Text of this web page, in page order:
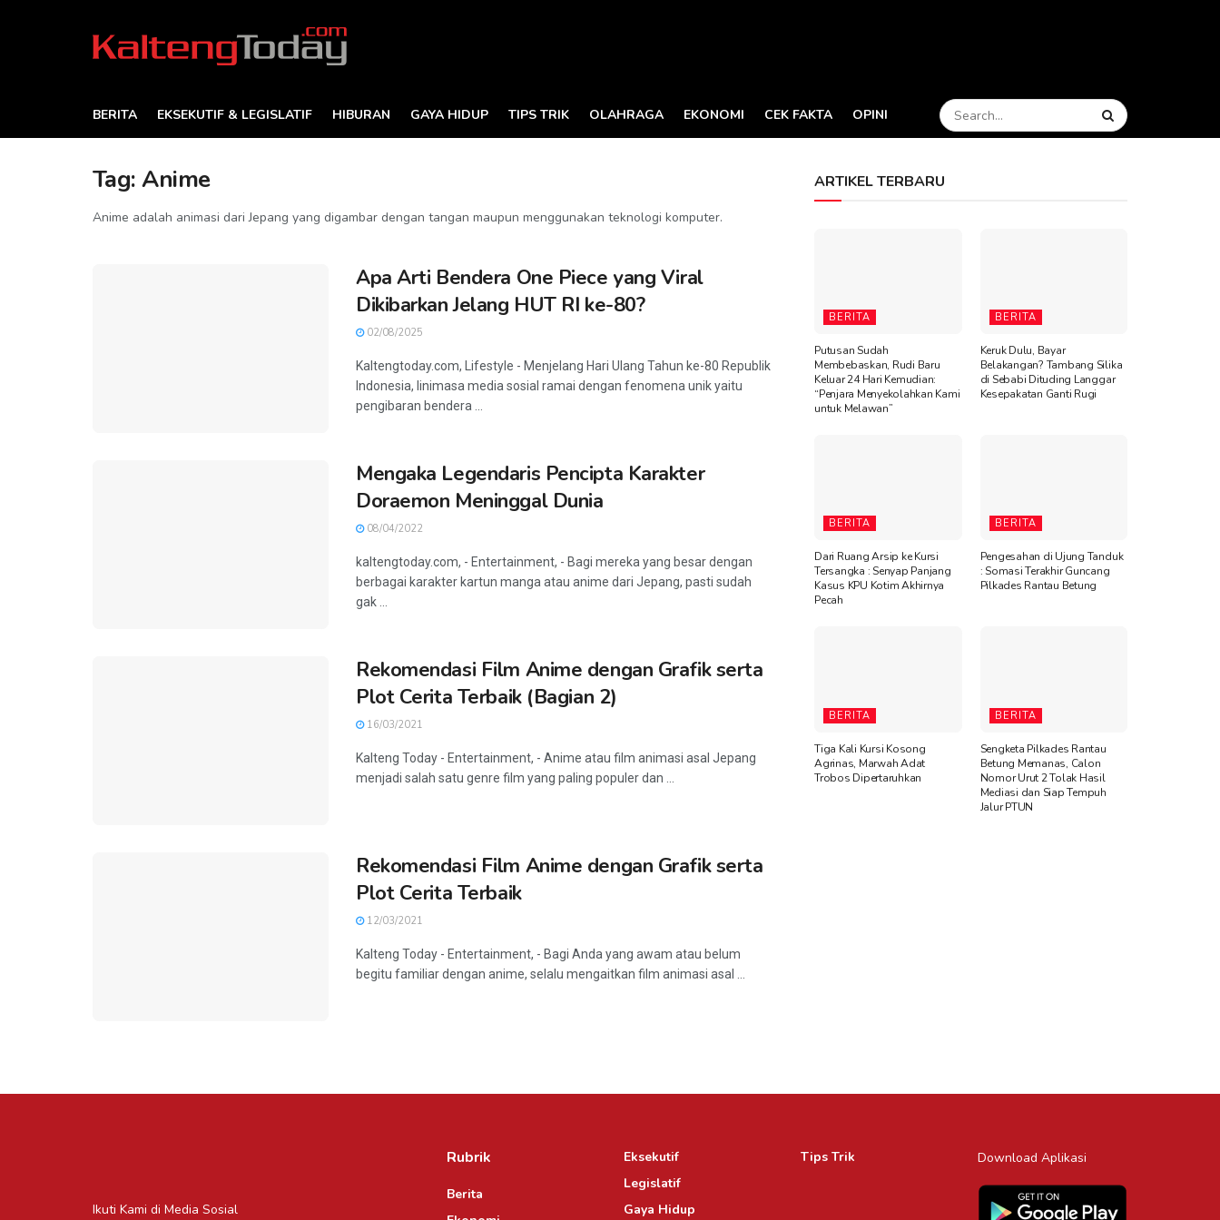
BERITA EKSEKUTIF & LEGISLATIF HIBURAN GAYA HIDUP TIPS TRIK OLAHRAGA EKONOMI CEK FAKTA OPINI
Tag:Anime
Anime adalah animasi dari Jepang yang digambar dengan tangan maupun menggunakan teknologi komputer.
Apa Arti Bendera One Piece yang Viral
Dikibarkan Jelang HUT RI ke-80?
02/08/2025
Kaltengtoday.com, Lifestyle - Menjelang Hari Ulang Tahun ke-80 Republik
Indonesia, linimasa media sosial ramai dengan fenomena unik yaitu
pengibaran bendera ...
Mengaka Legendaris Pencipta Karakter
Doraemon Meninggal Dunia
08/04/2022
kaltengtoday.com, - Entertainment, - Bagi mereka yang besar dengan
berbagai karakter kartun manga atau anime dari Jepang, pasti sudah
gak ...
Rekomendasi Film Anime dengan Grafik serta
Plot Cerita Terbaik (Bagian 2)
16/03/2021
Kalteng Today - Entertainment, - Anime atau film animasi asal Jepang
menjadi salah satu genre film yang paling populer dan ...
Rekomendasi Film Anime dengan Grafik serta
Plot Cerita Terbaik
12/03/2021
Kalteng Today - Entertainment, - Bagi Anda yang awam atau belum
begitu familiar dengan anime, selalu mengaitkan film animasi asal ...
ARTIKEL TERBARU
BERITA
Putusan Sudah
Membebaskan, Rudi Baru
Keluar 24 Hari Kemudian:
“Penjara Menyekolahkan Kami
untuk Melawan”
BERITA
Keruk Dulu, Bayar
Belakangan? Tambang Silika
di Sebabi Dituding Langgar
Kesepakatan Ganti Rugi
BERITA
Dari Ruang Arsip ke Kursi
Tersangka : Senyap Panjang
Kasus KPU Kotim Akhirnya
Pecah
BERITA
Pengesahan di Ujung Tanduk
: Somasi Terakhir Guncang
Pilkades Rantau Betung
BERITA
Tiga Kali Kursi Kosong
Agrinas, Marwah Adat
Trobos Dipertaruhkan
BERITA
Sengketa Pilkades Rantau
Betung Memanas, Calon
Nomor Urut 2 Tolak Hasil
Mediasi dan Siap Tempuh
Jalur PTUN
Ikuti Kami di Media Sosial
Rubrik
Berita
Eksekutif
Legislatif
Gaya Hidup
Tips Trik Download Aplikasi